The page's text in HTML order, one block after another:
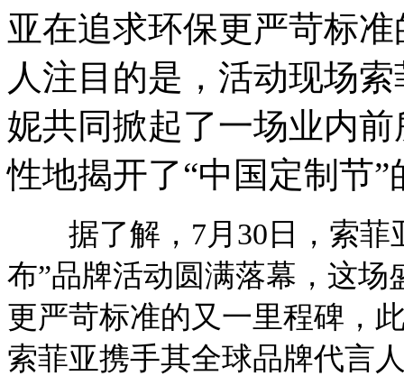
亚在追求环保更严苛标
人注目的是，活动现场
妮共同掀起了一场业内
性地揭开了“中国定制节”
据了解， 7月30日，索菲
布”品牌活动圆满落幕，这
更严苛标准的又一里程碑，
索菲亚携手其全球品牌代言